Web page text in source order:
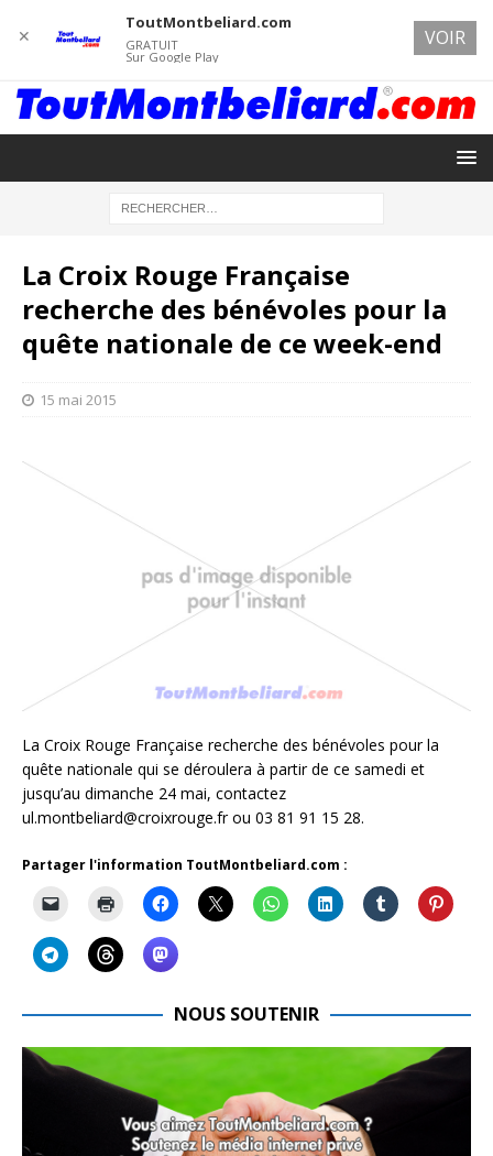
La Croix Rouge Française
recherche des bénévoles pour la
quête nationale de ce week-end
15 mai 2015
La Croix Rouge Française recherche des bénévoles pour la
quête nationale qui se déroulera à partir de ce samedi et
jusqu’au dimanche 24 mai, contactez
ul.montbeliard@croixrouge.fr ou 03 81 91 15 28.
Partager l'information ToutMontbeliard.com :
NOUS SOUTENIR
✕
ToutMontbeliard.com
GRATUIT
Sur Google Play
VOIR